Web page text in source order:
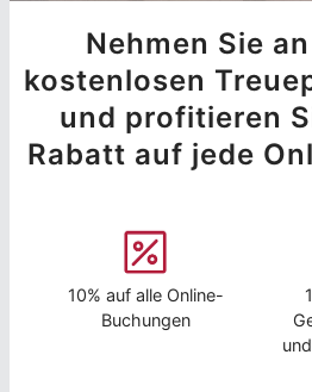
Nehmen Sie
kostenlosen
und profitieren
Rabatt auf jede
10% auf alle Online-
Buchungen